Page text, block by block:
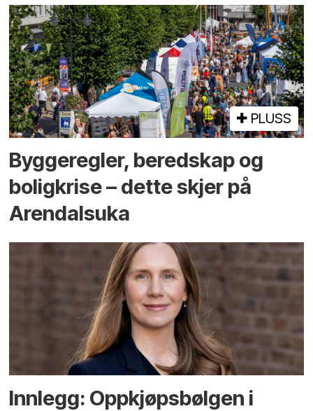
PLUSS
Bygge­regler, beredskap og
bolig­krise – dette skjer på
Arendals­uka
Innlegg: Oppkjøps­bølgen i